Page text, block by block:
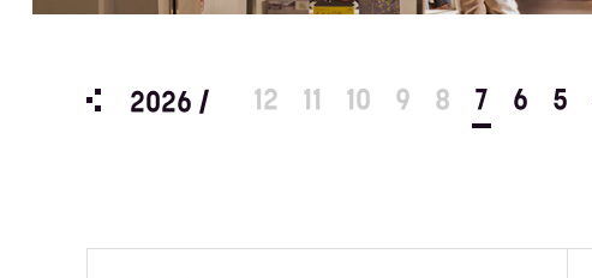
2026 / 12 11 10 9 8 7 6 5